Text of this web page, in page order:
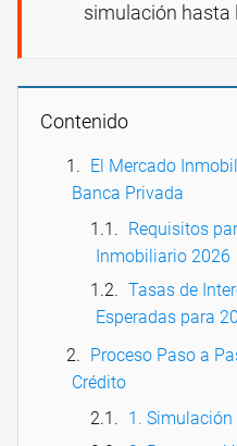
simulación hasta
Contenido
El Mercado
Banca Privada
Requisitos
Inmobiliario 2026
Tasas de
Esperadas para
Proceso Paso a
Crédito
1.